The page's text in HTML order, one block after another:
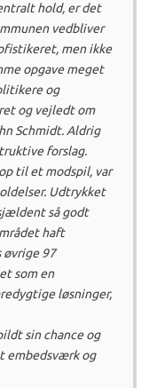
hold, er det
vedbliver
men ikke
opgave meget
og
og vejledt om
Schmidt. Aldrig
forslag.
til et modspil, var
Udtrykket
så godt
haft
øvrige 97
som en
løsninger,
sin chance og
embedsværk og